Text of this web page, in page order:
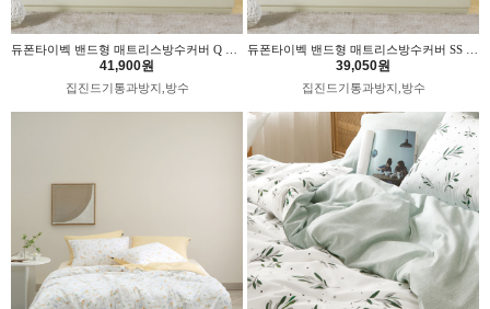
41,900원
집진드기통과방지,방수
39,050원
집진드기통과방지,방수